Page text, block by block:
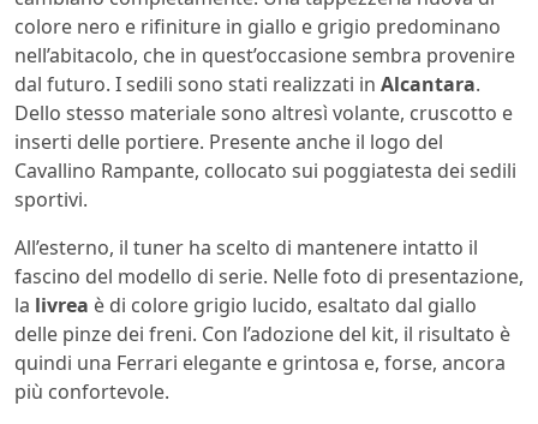
colore nero e rifiniture in giallo e grigio predominano
nell’abitacolo, che in quest’occasione sembra provenire
dal futuro. I sedili sono stati realizzati in Alcantara.
Dello stesso materiale sono altresì volante, cruscotto e
inserti delle portiere. Presente anche il logo del
Cavallino Rampante, collocato sui poggiatesta dei sedili
sportivi.
All’esterno, il tuner ha scelto di mantenere intatto il
fascino del modello di serie. Nelle foto di presentazione,
la livrea è di colore grigio lucido, esaltato dal giallo
delle pinze dei freni. Con l’adozione del kit, il risultato è
quindi una Ferrari elegante e grintosa e, forse, ancora
più confortevole.